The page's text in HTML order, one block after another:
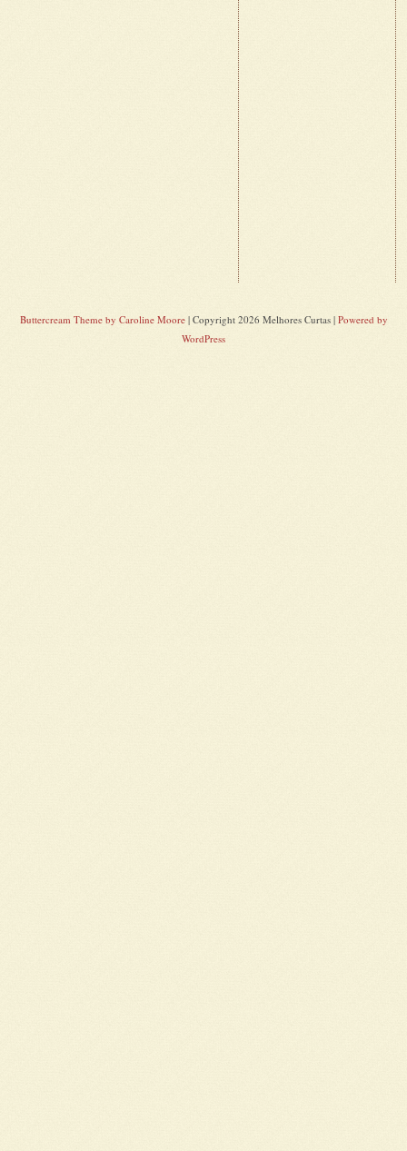
Buttercream Theme by Caroline Moore| Copyright 2026 Melhores Curtas | Powered by
WordPress